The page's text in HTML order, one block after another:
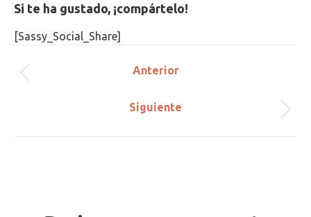
Si te ha gustado, ¡compártelo!
[Sassy_Social_Share]
Navegación
Anterior
Siguiente